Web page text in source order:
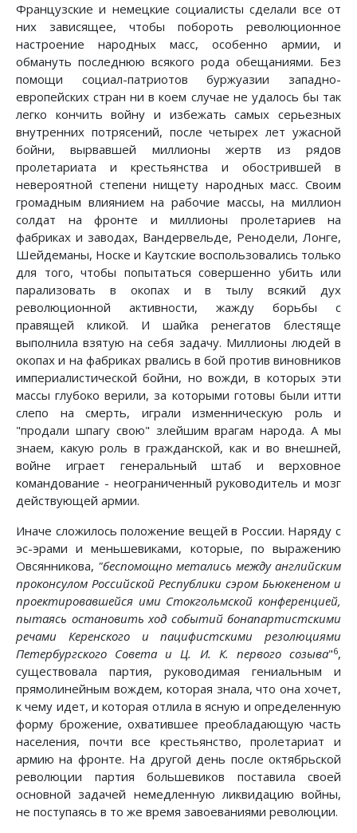
Французские и немецкие социалисты сделали все от
них зависящее, чтобы побороть революционное
настроение народных масс, особенно армии, и
обмануть последнюю всякого рода обещаниями. Без
помощи социал-патриотов буржуазии западно-
европейских стран ни в коем случае не удалось бы так
легко кончить войну и избежать самых серьезных
внутренних потрясений, после четырех лет ужасной
бойни, вырвавшей миллионы жертв из рядов
пролетариата и крестьянства и обострившей в
невероятной степени нищету народных масс. Своим
громадным влиянием на рабочие массы, на миллион
солдат на фронте и миллионы пролетариев на
фабриках и заводах, Вандервельде, Ренодели, Лонге,
Шейдеманы, Носке и Каутские воспользовались только
для того, чтобы попытаться совершенно убить или
парализовать в окопах и в тылу всякий дух
революционной активности, жажду борьбы с
правящей кликой. И шайка ренегатов блестяще
выполнила взятую на себя задачу. Миллионы людей в
окопах и на фабриках рвались в бой против виновников
империалистической бойни, но вожди, в которых эти
массы глубоко верили, за которыми готовы были итти
слепо на смерть, играли изменническую роль и
"продали шпагу свою" злейшим врагам народа. А мы
знаем, какую роль в гражданской, как и во внешней,
войне играет генеральный штаб и верховное
командование - неограниченный руководитель и мозг
действующей армии.
Иначе сложилось положение вещей в России. Наряду с
эс-эрами и меньшевиками, которые, по выражению
Овсянникова, "беспомощно метались между английским
проконсулом Российской Республики сэром Бьюкененом и
проектировавшейся ими Стокгольмской конференцией,
пытаясь остановить ход событий бонапартистскими
речами Керенского и пацифистскими резолюциями
Петербургского Совета и Ц. И. К. первого созыва"6,
существовала партия, руководимая гениальным и
прямолинейным вождем, которая знала, что она хочет,
к чему идет, и которая отлила в ясную и определенную
форму брожение, охватившее преобладающую часть
населения, почти все крестьянство, пролетариат и
армию на фронте. На другой день после октябрьской
революции партия большевиков поставила своей
основной задачей немедленную ликвидацию войны,
не поступаясь в то же время завоеваниями революции.